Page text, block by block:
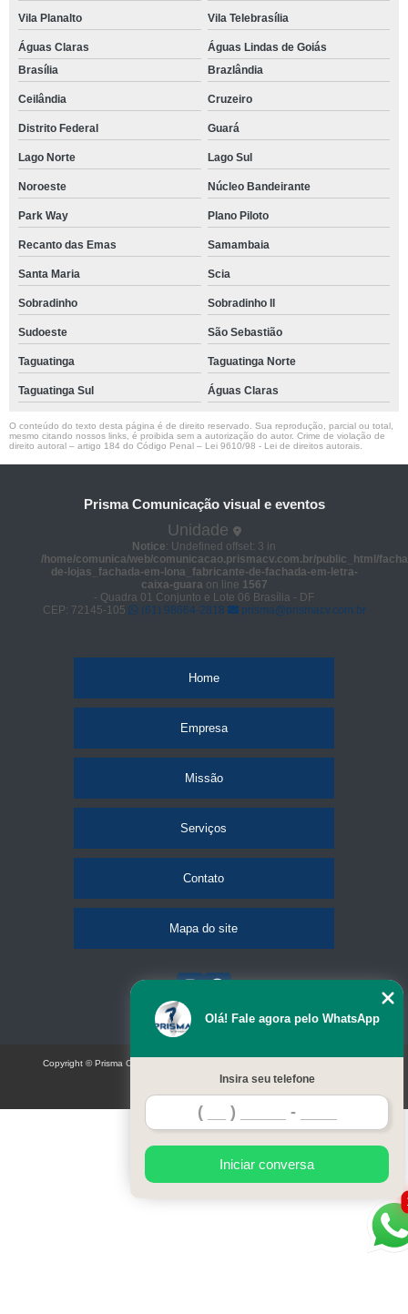
Vila Planalto Vila Telebrasília
Águas Claras
Águas Lindas de Goiás
Brasília
Brazlândia
Ceilândia Cruzeiro
Distrito Federal Guará
Lago Norte Lago Sul
Noroeste Núcleo Bandeirante
Park Way Plano Piloto
Recanto das Emas Samambaia
Santa Maria Scia
Sobradinho Sobradinho ll
Sudoeste São Sebastião
Taguatinga Taguatinga Norte
Taguatinga Sul Águas Claras
O conteúdo do texto desta página é de direito reservado. Sua reprodução, parcial ou total,
mesmo citando nossos links, é proibida sem a autorização do autor. Crime de violação de
direito autoral – artigo 184 do Código Penal – Lei 9610/98 - Lei de direitos autorais
Prisma Comunicação visual e eventos
Unidade
Notice: Undefined offset: 3 in
/home/comunica/web/comunicacao.prismacv.com.br/public_html/
de-lojas_fachada-em-lona_fabricante-de-fachada-em-letra-
caixa-guaraon line 1567
- Quadra 01 Conjunto e Lote 06 Brasília - DF
CEP: 72145-105
(61) 98664-2818 prisma@prismacv.com.br
Home
Empresa
Missão
Serviços
Contato
Mapa do site
Olá! Fale agora pelo WhatsApp
Insira seu telefone
Iniciar conversa
Copyright © Prisma Comunicação visual e eventos (Lei 9610 de 19/02/1998)